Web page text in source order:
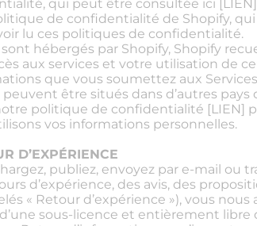
qui peut être consultée ici
de confidentialité de Shopify,
lu ces politiques de confidentialité.
sont hébergés par Shopify, Shopify
aux services et votre utilisation de
que vous soumettez aux
peuvent être situés dans d’autres
politique de confidentialité [LIEN]
vos informations personnelles.
D’EXPÉRIENCE
publiez, envoyez par e-mail ou
d’expérience, des avis, des
« Retour d’expérience »), vous
sous-licence et entièrement